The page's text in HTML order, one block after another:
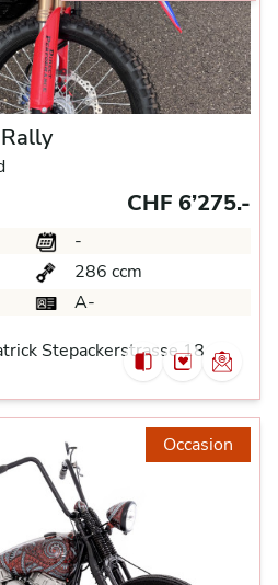
CHF 6’275.-
-
286 ccm
A-
Stepackerstrasse 18
Occasion